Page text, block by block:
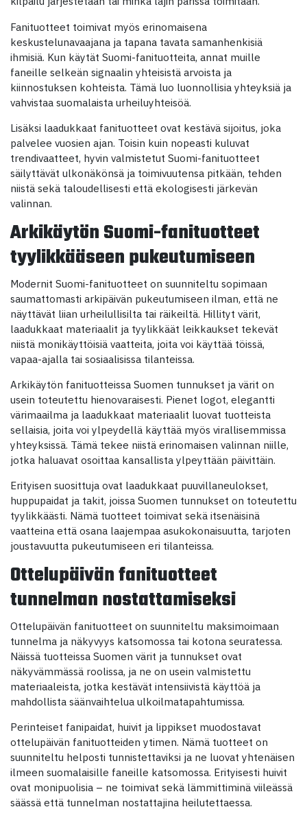
Fanituotteet toimivat myös erinomaisena
keskustelunavaajana ja tapana tavata samanhenkisiä
ihmisiä. Kun käytät Suomi-fanituotteita, annat muille
faneille selkeän signaalin yhteisistä arvoista ja
kiinnostuksen kohteista. Tämä luo luonnollisia yhteyksiä ja
vahvistaa suomalaista urheiluyhteisöä.
Lisäksi laadukkaat fanituotteet ovat kestävä sijoitus, joka
palvelee vuosien ajan. Toisin kuin nopeasti kuluvat
trendivaatteet, hyvin valmistetut Suomi-fanituotteet
säilyttävät ulkonäkönsä ja toimivuutensa pitkään, tehden
niistä sekä taloudellisesti että ekologisesti järkevän
valinnan.
Arkikäytön Suomi-fanituotteet
tyylikkääseen pukeutumiseen
Modernit Suomi-fanituotteet on suunniteltu sopimaan
saumattomasti arkipäivän pukeutumiseen ilman, että ne
näyttävät liian urheilullisilta tai räikeiltä. Hillityt värit,
laadukkaat materiaalit ja tyylikkäät leikkaukset tekevät
niistä monikäyttöisiä vaatteita, joita voi käyttää töissä,
vapaa-ajalla tai sosiaalisissa tilanteissa.
Arkikäytön fanituotteissa Suomen tunnukset ja värit on
usein toteutettu hienovaraisesti. Pienet logot, elegantti
värimaailma ja laadukkaat materiaalit luovat tuotteista
sellaisia, joita voi ylpeydellä käyttää myös virallisemmissa
yhteyksissä. Tämä tekee niistä erinomaisen valinnan niille,
jotka haluavat osoittaa kansallista ylpeyttään päivittäin.
Erityisen suosittuja ovat laadukkaat puuvillaneulokset,
huppupaidat ja takit, joissa Suomen tunnukset on toteutettu
tyylikkäästi. Nämä tuotteet toimivat sekä itsenäisinä
vaatteina että osana laajempaa asukokonaisuutta, tarjoten
joustavuutta pukeutumiseen eri tilanteissa.
Ottelupäivän fanituotteet
tunnelman nostattamiseksi
Ottelupäivän fanituotteet on suunniteltu maksimoimaan
tunnelma ja näkyvyys katsomossa tai kotona seuratessa.
Näissä tuotteissa Suomen värit ja tunnukset ovat
näkyvämmässä roolissa, ja ne on usein valmistettu
materiaaleista, jotka kestävät intensiivistä käyttöä ja
mahdollista säänvaihtelua ulkoilmatapahtumissa.
Perinteiset fanipaidat, huivit ja lippikset muodostavat
ottelupäivän fanituotteiden ytimen. Nämä tuotteet on
suunniteltu helposti tunnistettaviksi ja ne luovat yhtenäisen
ilmeen suomalaisille faneille katsomossa. Erityisesti huivit
ovat monipuolisia – ne toimivat sekä lämmittiminä viileässä
säässä että tunnelman nostattajina heilutettaessa.